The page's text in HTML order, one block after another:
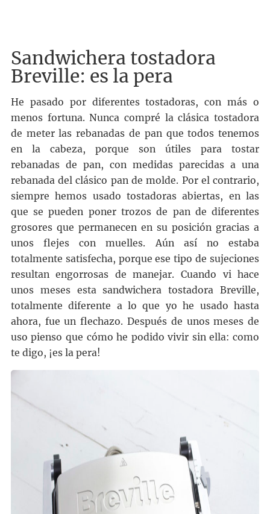
Sandwichera tostadora
Breville: es la pera
He pasado por diferentes tostadoras, con más o
menos fortuna. Nunca compré la clásica tostadora
de meter las rebanadas de pan que todos tenemos
en la cabeza, porque son útiles para tostar
rebanadas de pan, con medidas parecidas a una
rebanada del clásico pan de molde. Por el contrario,
siempre hemos usado tostadoras abiertas, en las
que se pueden poner trozos de pan de diferentes
grosores que permanecen en su posición gracias a
unos flejes con muelles. Aún así no estaba
totalmente satisfecha, porque ese tipo de sujeciones
resultan engorrosas de manejar. Cuando vi hace
unos meses esta sandwichera tostadora Breville,
totalmente diferente a lo que yo he usado hasta
ahora, fue un flechazo. Después de unos meses de
uso pienso que cómo he podido vivir sin ella: como
te digo, ¡es la pera!